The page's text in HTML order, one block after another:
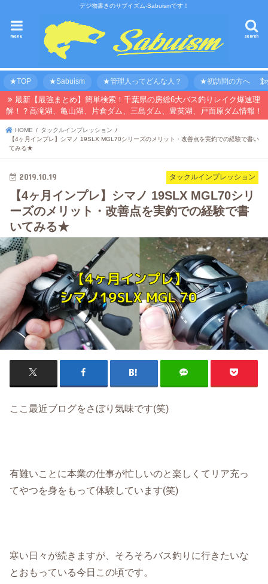
デジ物書きのサブイズム-Sabuismです！
search
menu
★TOP ★Sabuism ★管理人ってどんな人？ ★初訪問の方へ 【
最新【最強まとめ】簡単検索！千葉県の房総6大バス釣りレイク爆速理
解！？高滝湖、亀山湖、片倉ダム、三島ダム、豊英湖、戸面原ダム情報！
HOME
タックルインプレッション
【4ヶ月インプレ】シマノ 19SLX MGL70シリーズのメリット・改善点を実釣での経験で書い
てみる★
タックルインプレッション
2019.10.19
【4ヶ月インプレ】シマノ 19SLX MGL70シリ
ーズのメリット・改善点を実釣での経験で書
いてみる★
ここ最近ブログをさぼり気味です(笑)
有難いことに本業の仕事が忙しいのと楽しくてリア充っ
てやつを身をもって体験しています(笑)
寒い日々が続きますが、そろそろバス釣りに行きたいな
とおもっている今日この頃です。